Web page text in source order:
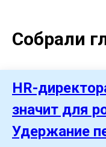
Собрали
HR-
значит для
Удержание